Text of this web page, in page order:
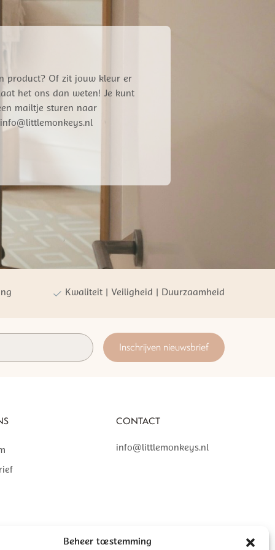
Beheer toestemming
product? Of zit jouw kleur er
het ons dan weten! Je kunt
mailtje sturen naar
info@littlemonkeys.nl
Kwaliteit | Veiligheid | Duurzaamheid
Inschrijven nieuwsbrief
CONTACT
info@littlemonkeys.nl